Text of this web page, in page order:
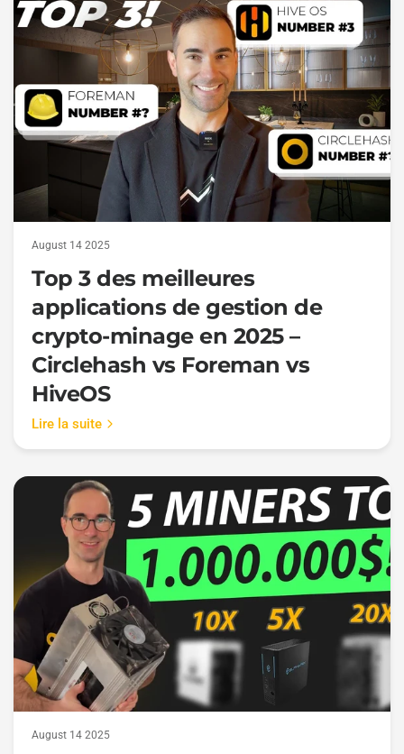
August 14 2025
Top 3 des meilleures
applications de gestion de
crypto-minage en 2025 –
Circlehash vs Foreman vs
HiveOS
Lire la suite
August 14 2025